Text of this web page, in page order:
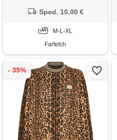
Sped. 10,00 €
M-L-XL
Farfetch